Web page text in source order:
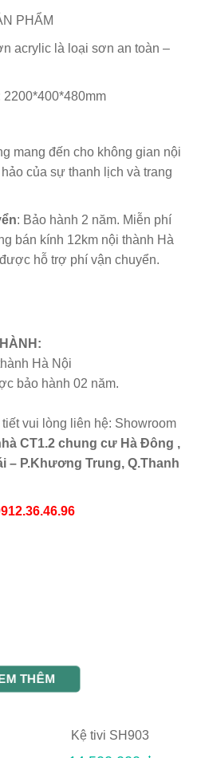
PHẨM
acrylic là loại sơn an toàn –
2200*400*480mm
mang đến cho không gian nội
của sự thanh lịch và trang
: Bảo hành 2 năm. Miễn phí
bán kính 12km nội thành Hà
hỗ trợ phí vận chuyển.
Hà Nội
bảo hành 02 năm.
vui lòng liên hệ: Showroom
CT1.2 chung cư Hà Đông ,
– P.Khương Trung, Q.Thanh
THÊM
Kệ tivi SH903